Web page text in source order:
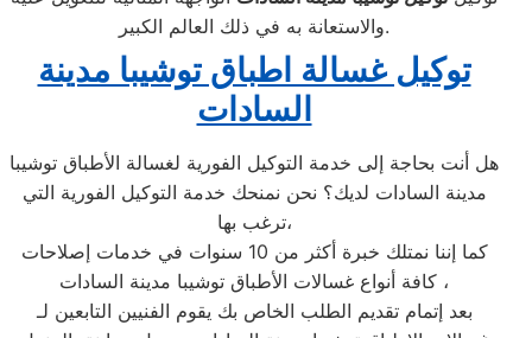
والاستعانة به في ذلك العالم الكبير.
توكيل غسالة اطباق توشيبا مدينة
السادات
هل أنت بحاجة إلى خدمة التوكيل الفورية لغسالة الأطباق توشيبا
مدينة السادات لديك؟ نحن نمنحك خدمة التوكيل الفورية التي
ترغب بها،
كما إننا نمتلك خبرة أكثر من 10 سنوات في خدمات إصلاحات
كافة أنواع غسالات الأطباق توشيبا مدينة السادات ،
بعد إتمام تقديم الطلب الخاص بك يقوم الفنيين التابعين لـ